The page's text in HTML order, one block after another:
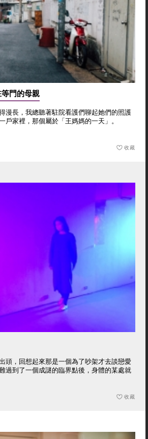
門的母親
漫長，我總聽著駐院看護們聊起她們的照護
戶家裡，那個屬於「王媽媽的一天」。
收藏
頭，回想起來那是一個為了吵架才去談戀愛
過到了一個成謎的臨界點後，身體的某處就
收藏